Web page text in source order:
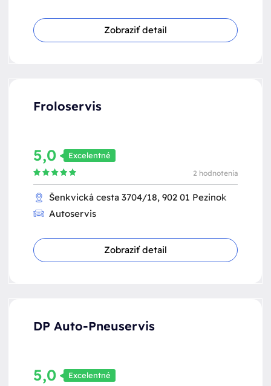
Zobraziť detail
Froloservis
5,0 Excelentné
2 hodnotenia
Šenkvická cesta 3704/18, 902 01 Pezinok
Autoservis
Zobraziť detail
DP Auto-Pneuservis
5,0 Excelentné